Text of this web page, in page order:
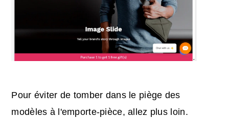
Pour éviter de tomber dans le piège des
modèles à l'emporte-pièce, allez plus loin.